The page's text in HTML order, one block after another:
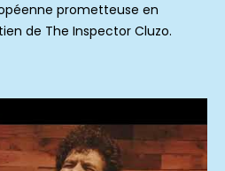
prometteuse en
de The Inspector Cluzo.